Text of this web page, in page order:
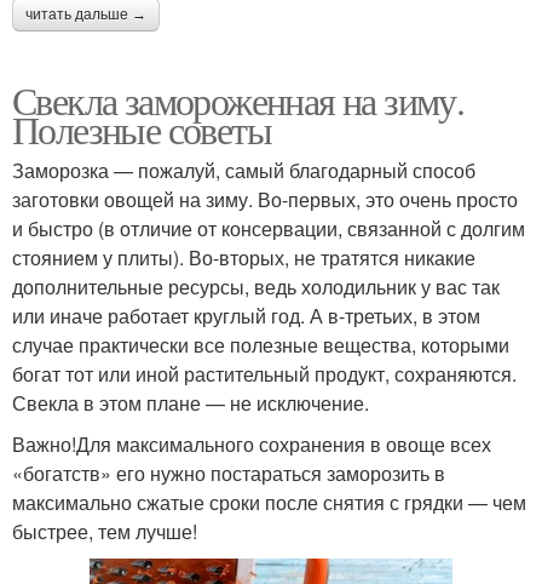
читать дальше →
Свекла замороженная на зиму.
Полезные советы
Заморозка — пожалуй, самый благодарный способ
заготовки овощей на зиму. Во-первых, это очень просто
и быстро (в отличие от консервации, связанной с долгим
стоянием у плиты). Во-вторых, не тратятся никакие
дополнительные ресурсы, ведь холодильник у вас так
или иначе работает круглый год. А в-третьих, в этом
случае практически все полезные вещества, которыми
богат тот или иной растительный продукт, сохраняются.
Свекла в этом плане — не исключение.
Важно!Для максимального сохранения в овоще всех
«богатств» его нужно постараться заморозить в
максимально сжатые сроки после снятия с грядки — чем
быстрее, тем лучше!